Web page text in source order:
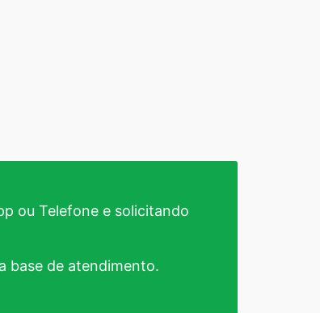
ou Telefone e solicitando
base de atendimento.